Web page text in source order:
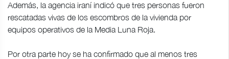
Además, la agencia iraní indicó que tres personas fueron
rescatadas vivas de los escombros de la vivienda por
equipos operativos de la Media Luna Roja.
Por otra parte hoy se ha confirmado que al menos tres